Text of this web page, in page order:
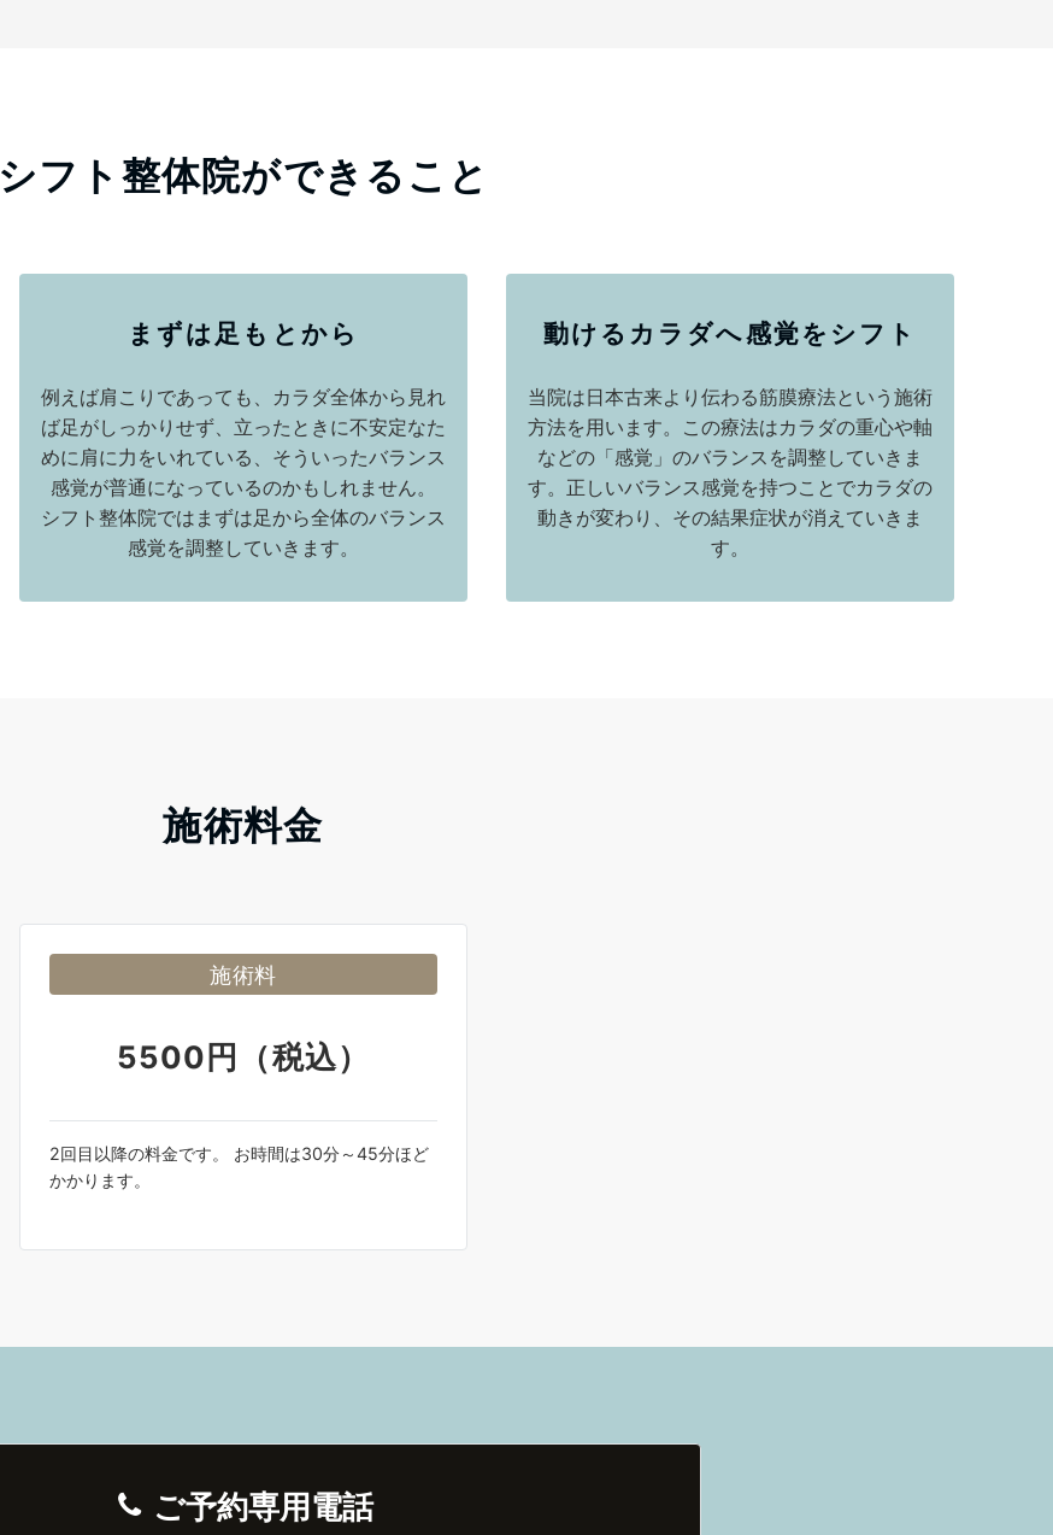
シフト整体院ができること
まずは足もとから
例えば肩こりであっても、カラダ全体から見れ
ば足がしっかりせず、立ったときに不安定なた
めに肩に力をいれている、そういったバランス
感覚が普通になっているのかもしれません。
シフト整体院ではまずは足から全体のバランス
感覚を調整していきます。
動けるカラダへ感覚をシフト
当院は日本古来より伝わる筋膜療法という施術
方法を用います。この療法はカラダの重心や軸
などの「感覚」のバランスを調整していきま
す。正しいバランス感覚を持つことでカラダの
動きが変わり、その結果症状が消えていきま
す。
施術料金
施術料
5500円（税込）
2回目以降の料金です。 お時間は30分～45分ほど
かかります。
ご予約専用電話